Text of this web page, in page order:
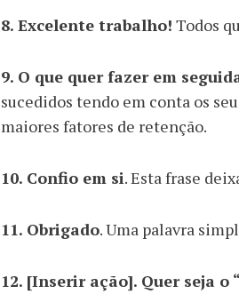
8. Excelente trabalho! Todos
9. O que quer fazer em
sucedidos tendo em conta os
maiores fatores de retenção.
10. Confio em si. Esta frase
11. Obrigado. Uma palavra
12. [Inserir ação]. Quer seja o